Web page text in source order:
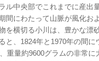
ル中央部でこれまでに産出
間にわたって山脈が風化お
を横切る小川は、豊かな漂
と、1824年と1970年の間
重量約9600グラムの非常